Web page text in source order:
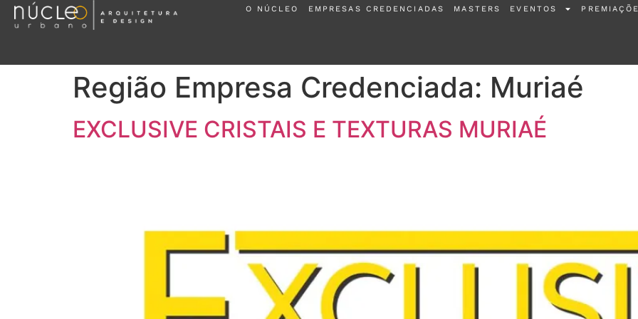
O NÚCLEO EMPRESAS CREDENCIADAS MASTERS EVENTOS
Região Empresa Credenciada: Muriaé
EXCLUSIVE CRISTAIS E TEXTURAS MURIAÉ